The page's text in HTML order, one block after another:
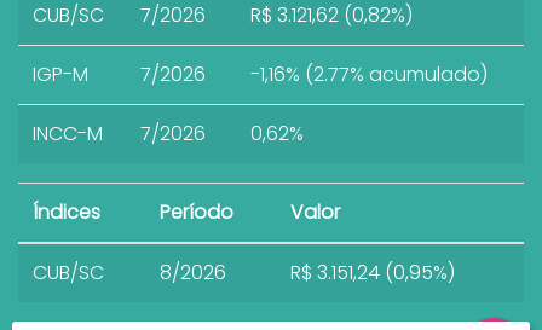
CUB/SC 7/2026 R$ 3.121,62 (0,82%)
IGP-M 7/2026 -1,16% (2.77% acumulado)
INCC-M 7/2026 0,62%
Índices Período Valor
CUB/SC 8/2026 R$ 3.151,24 (0,95%)